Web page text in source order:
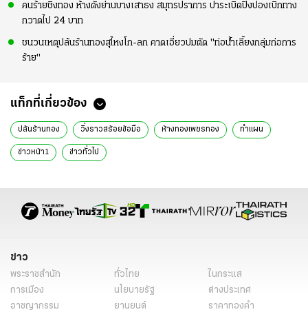
คนร้ายชิงทอง ห้างดังย่านบางเสาธง สมุทรปราการ ปาระเบิดปิงปองเบิกทาง
กวาดไป 24 บาท
ชนวนเหตุปล้นร้านทองสุไหงโก-ลก คาดเอี่ยวปมตัด "ท่อน้ำเลี้ยงกลุ่มก่อการ
ร้าย"
แท็กที่เกี่ยวข้อง
ปล้นร้านทอง วิ่งราวสร้อยข้อมือ ห้างทองเพชรทอง ทำแผน
ข่าวหน้า1 ข่าวทั่วไป
ข่าว
พระราชสำนัก ทั่วไทย
ในกระแส
การเมือง
นโยบายรัฐ
ต่างประเทศ
อาชญากรรม
ยานยนต์
ราคาทองคำ